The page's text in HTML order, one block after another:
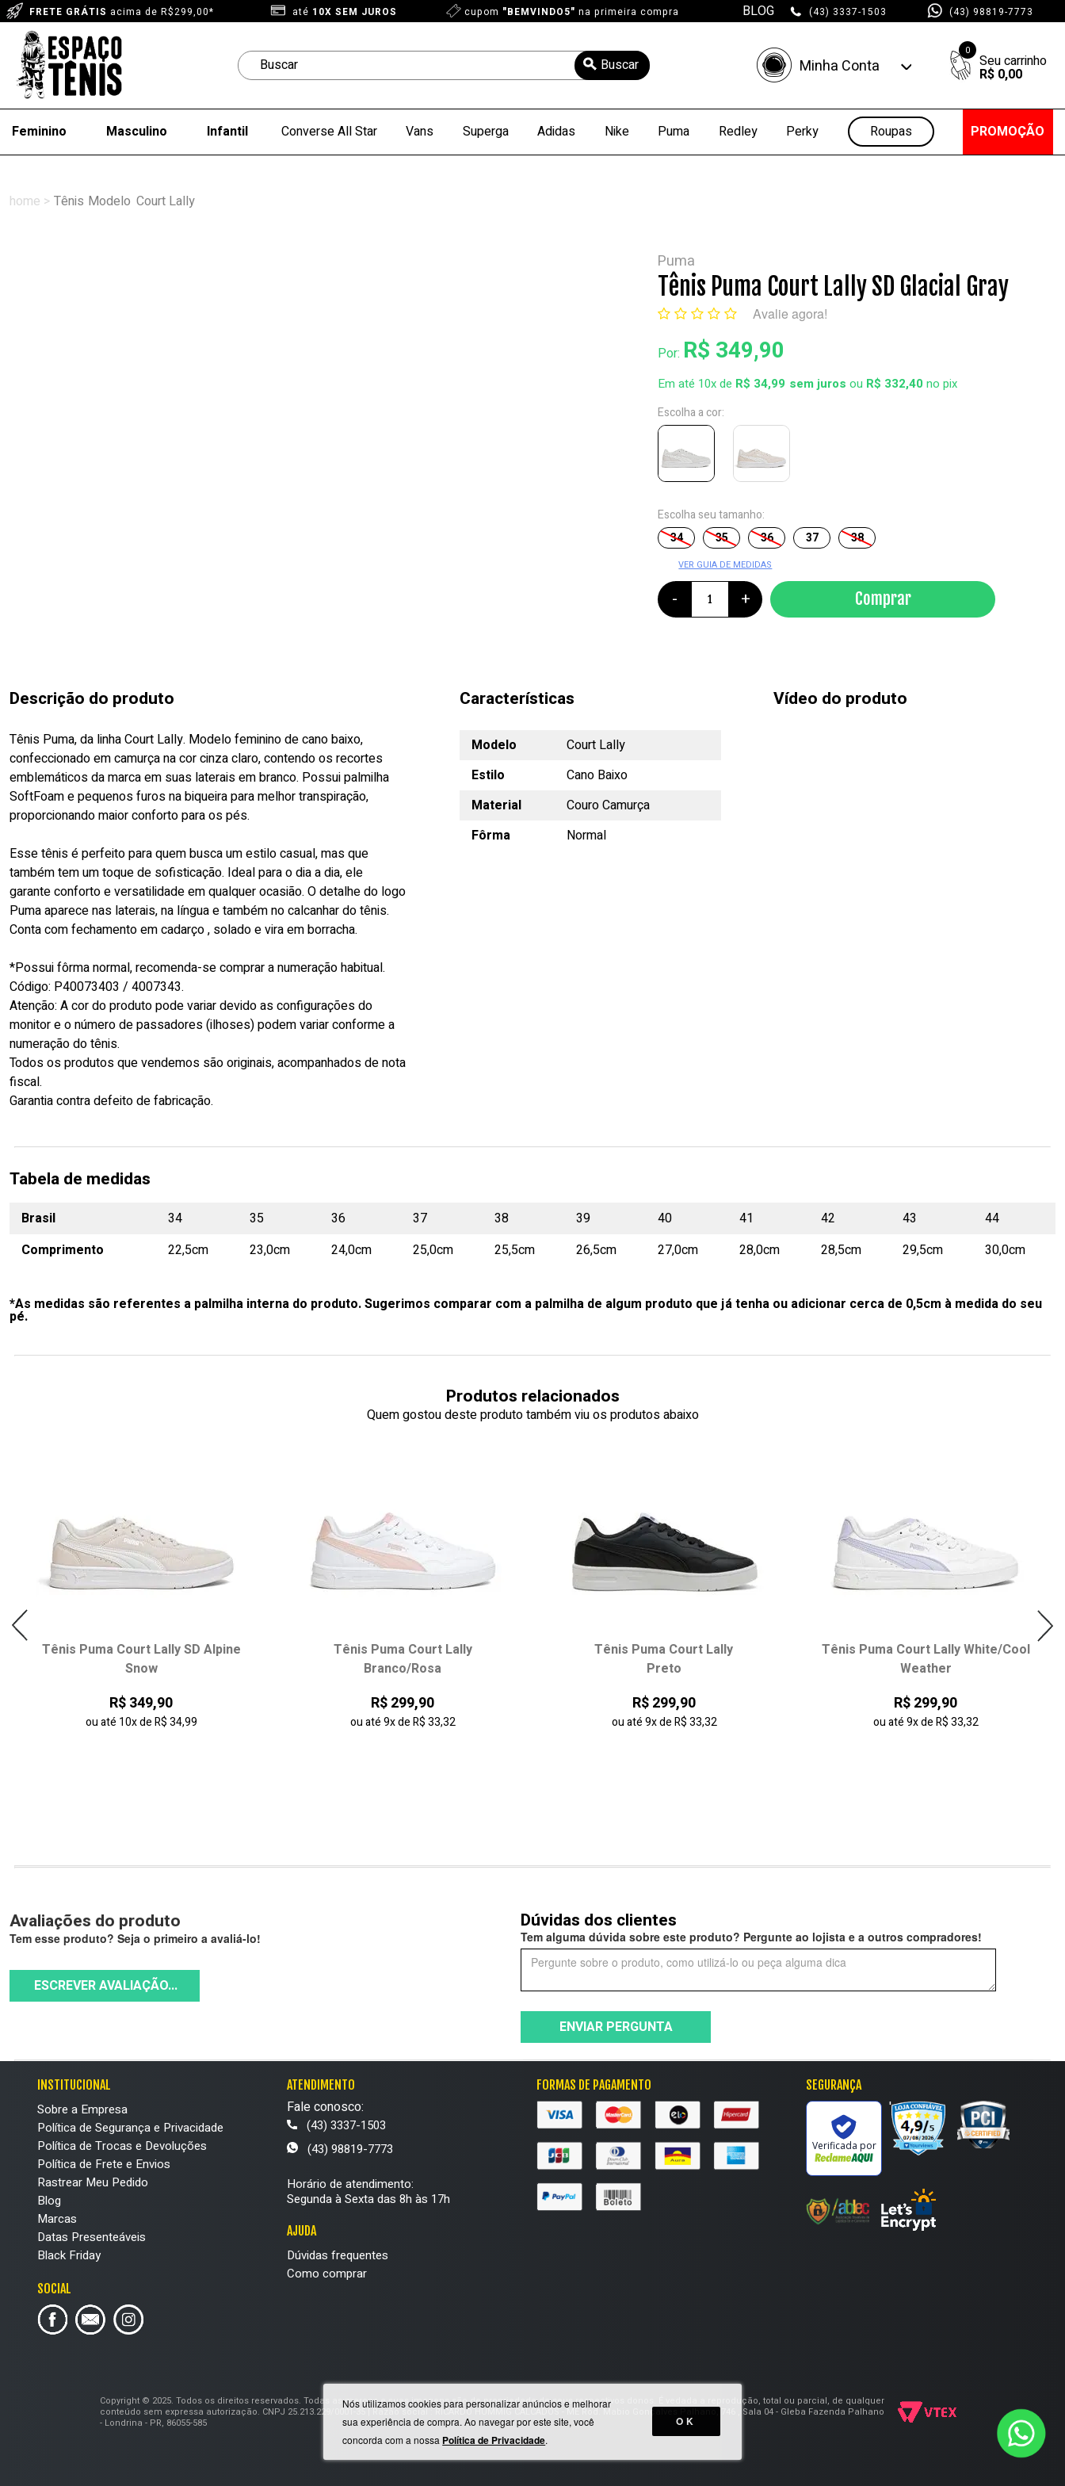
FRETE GRÁTIS acima de R$299,00* até 10X SEM JUROS cupom "BEMVINDO5" na primeira compra BLOG (43) 3337-1503 (43) 98819-7773
Minha Conta
Minhas Compras
0
R$ 0,00
Feminino Masculino Infantil Converse All Star Vans Superga Adidas Nike Puma Redley Perky Roupas PROMOÇÃO
Tênis Modelo Court Lally
Puma
Tênis Puma Court Lally SD Glacial Gray
Avalie agora!
Por: R$ 349,90
Em até 10x de R$ 34,99 ou R$ 332,40no pix
Escolha a cor:
Escolha seu tamanho:
34
35 36 37 38
VER GUIA DE MEDIDAS
- + Comprar
Descrição do produto
Tênis Puma, da linha Court Lally. Modelo feminino de cano baixo,
confeccionado em camurça na cor cinza claro, contendo os recortes
emblemáticos da marca em suas laterais em branco. Possui palmilha
SoftFoam e pequenos furos na biqueira para melhor transpiração,
proporcionando maior conforto para os pés.
Esse tênis é perfeito para quem busca um estilo casual, mas que
também tem um toque de sofisticação. Ideal para o dia a dia, ele
garante conforto e versatilidade em qualquer ocasião. O detalhe do logo
Puma aparece nas laterais, na língua e também no calcanhar do tênis.
Conta com fechamento em cadarço , solado e vira em borracha.
*Possui fôrma normal, recomenda-se comprar a numeração habitual.
Código: P40073403 / 4007343.
Atenção: A cor do produto pode variar devido as configurações do
monitor e o número de passadores (ilhoses) podem variar conforme a
numeração do tênis.
Todos os produtos que vendemos são originais, acompanhados de nota
fiscal.
Garantia contra defeito de fabricação.
Características
Modelo
Court Lally
Estilo
Cano Baixo
Material
Couro Camurça
Fôrma
Normal
Vídeo do produto
Tabela de medidas
Brasil 34 35 36 37 38 39 40 41 42 43
44
Comprimento
22,5cm 23,0cm 24,0cm 25,0cm 25,5cm 26,5cm 27,0cm 28,0cm 28,5cm 29,5cm 30,0cm
*As medidas são referentes a palmilha interna do produto. Sugerimos comparar com a palmilha de algum produto que já tenha ou adicionar cerca de 0,5cm à medida do seu
pé.
Produtos relacionados
Quem gostou deste produto também viu os produtos abaixo
Tênis Puma Court Lally SD Alpine
Snow
R$ 349,90
ou até 10xdeR$ 34,99
Tênis Puma Court Lally
Branco/Rosa
R$ 299,90
ou até9xdeR$ 33,32
Tênis Puma Court Lally
Preto
R$ 299,90
ou até9xdeR$ 33,32
Tênis Puma Court Lally White/Cool
Weather
R$ 299,90
ou até9xdeR$ 33,32
Avaliações do produto
Tem esse produto? Seja o primeiro a avaliá-lo!
ESCREVER AVALIAÇÃO...
Dúvidas dos clientes
Tem alguma dúvida sobre este produto? Pergunte ao lojista e a outros compradores!
ENVIAR PERGUNTA
Nós utilizamos cookies para personalizar anúncios e melhorar
sua experiência de compra. Ao navegar por este site, você
concorda com a nossa Política de Privacidade.
OK
INSTITUCIONAL
Sobre a Empresa
Política de Segurança e Privacidade
Política de Trocas e Devoluções
Política de Frete e Envios
Rastrear Meu Pedido
Blog
Marcas
Datas Presenteáveis
Black Friday
SOCIAL
ATENDIMENTO
Fale conosco:
(43) 3337-1503
(43) 98819-7773
Horário de atendimento:
Segunda à Sexta das 8h às 17h
AJUDA
Dúvidas frequentes
Como comprar
FORMAS DE PAGAMENTO SEGURANÇA
Verificada por
'
Copyright © 2025. Todos os direitos reservados. Todas as marcas e suas imagens são de propriedade de seus respectivos donos. É vedada a reprodução, total ou parcial, de qualquer
conteúdo sem expressa autorização. CNPJ 25.213.229/0001-35 | Razão social : RICARDO HUMMIG CALCADOS - ME Rod. Mabio Gonçalves Palhano, 746 , Sala 04 - Gleba Fazenda Palhano
- Londrina - PR, 86055-585